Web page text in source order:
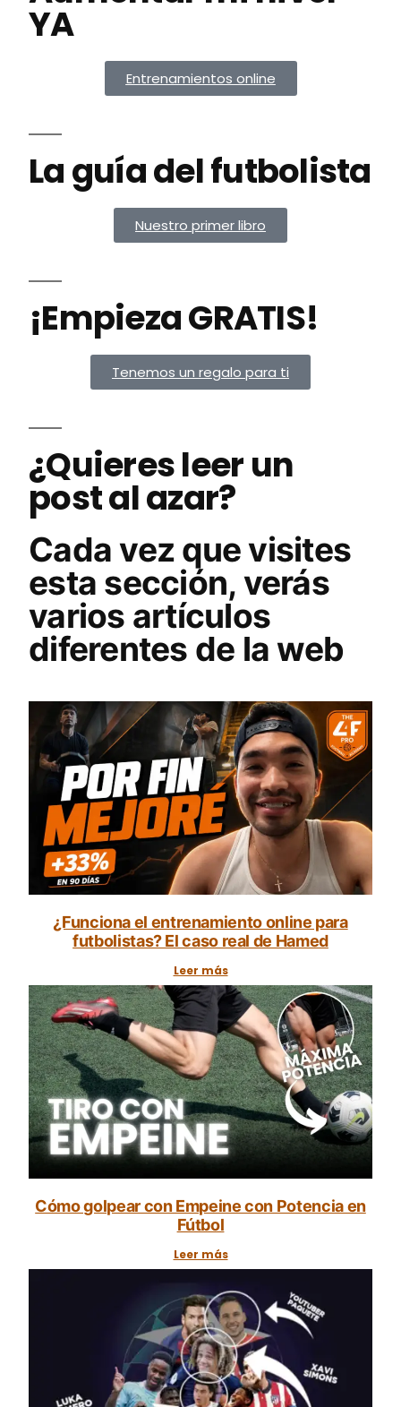
YA
Entrenamientos online
La guía del futbolista
Nuestro primer libro
¡Empieza GRATIS!
Tenemos un regalo para ti
¿Quieres leer un
post al azar?
Cada vez que visites
esta sección, verás
varios artículos
diferentes de la web
¿Funciona el entrenamiento online para
futbolistas? El caso real de Hamed
Leer más
Cómo golpear con Empeine con Potencia en
Fútbol
Leer más